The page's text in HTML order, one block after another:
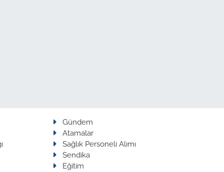
Gündem
Atamalar
Sağlık Personeli Alımı
Sendika
Eğitim